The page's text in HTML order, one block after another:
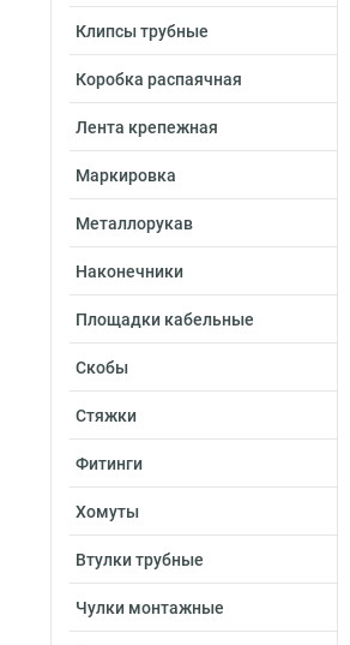
Клипсы трубные
Коробка распаячная
Лента крепежная
Маркировка
Металлорукав
Наконечники
Площадки кабельные
Скобы
Стяжки
Фитинги
Хомуты
Втулки трубные
Чулки монтажные